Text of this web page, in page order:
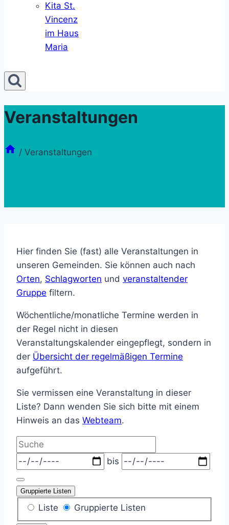
Kita St.
Vincenz
im Haus
Maria
Veranstaltungen
/ Veranstaltungen
Hier finden Sie (fast) alle Veranstaltungen in
unseren Gemeinden. Sie können auch nach
Orten, Schlagworten und veranstaltender
Gruppe filtern.
Wöchentliche/monatliche Termine werden in
der Regel nicht in diesen
Veranstaltungskalender eingepflegt, sondern in
der Übersicht der regelmäßigen Termine
aufgeführt.
Sie vermissen eine Veranstaltung in dieser
Liste? Dann wenden Sie sich bitte mit einem
Hinweis an das Webteam.
Suche
Zeitraum
bis
Gruppierte Listen
Anzeigetyp
für
Liste Gruppierte Listen